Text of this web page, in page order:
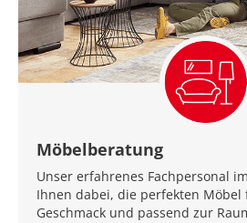
Möbelberatung
Unser erfahrenes Fachpersonal
Ihnen dabei, die perfekten Möbel
Geschmack und passend zur